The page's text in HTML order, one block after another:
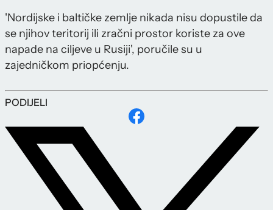
'Nordijske i baltičke zemlje nikada nisu dopustile da
se njihov teritorij ili zračni prostor koriste za ove
napade na ciljeve u Rusiji', poručile su u
zajedničkom priopćenju.
PODIJELI